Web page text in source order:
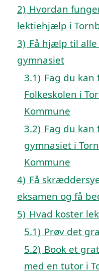
2) Hvordan
lektiehjælp i
3) Få hjælp til alle
gymnasiet
3.1) Fag du
Folkeskolen i
Kommune
3.2) Fag du
gymnasiet i
Kommune
4) Få
eksamen og få
5) Hvad koster
5.1) Prøv det
5.2) Book et
med en tutor i